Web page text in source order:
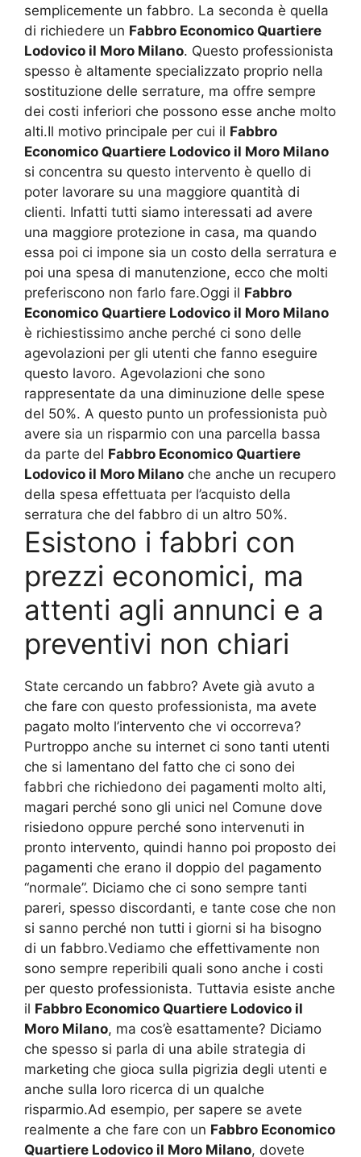
semplicemente un fabbro. La seconda è quella
di richiedere un Fabbro Economico Quartiere
Lodovico il Moro Milano. Questo professionista
spesso è altamente specializzato proprio nella
sostituzione delle serrature, ma offre sempre
dei costi inferiori che possono esse anche molto
alti.Il motivo principale per cui il Fabbro
Economico Quartiere Lodovico il Moro Milano
si concentra su questo intervento è quello di
poter lavorare su una maggiore quantità di
clienti. Infatti tutti siamo interessati ad avere
una maggiore protezione in casa, ma quando
essa poi ci impone sia un costo della serratura e
poi una spesa di manutenzione, ecco che molti
preferiscono non farlo fare.Oggi il Fabbro
Economico Quartiere Lodovico il Moro Milano
è richiestissimo anche perché ci sono delle
agevolazioni per gli utenti che fanno eseguire
questo lavoro. Agevolazioni che sono
rappresentate da una diminuzione delle spese
del 50%. A questo punto un professionista può
avere sia un risparmio con una parcella bassa
da parte del Fabbro Economico Quartiere
Lodovico il Moro Milano che anche un recupero
della spesa effettuata per l’acquisto della
serratura che del fabbro di un altro 50%.
Esistono i fabbri con
prezzi economici, ma
attenti agli annunci e a
preventivi non chiari
State cercando un fabbro? Avete già avuto a
che fare con questo professionista, ma avete
pagato molto l’intervento che vi occorreva?
Purtroppo anche su internet ci sono tanti utenti
che si lamentano del fatto che ci sono dei
fabbri che richiedono dei pagamenti molto alti,
magari perché sono gli unici nel Comune dove
risiedono oppure perché sono intervenuti in
pronto intervento, quindi hanno poi proposto dei
pagamenti che erano il doppio del pagamento
“normale”. Diciamo che ci sono sempre tanti
pareri, spesso discordanti, e tante cose che non
si sanno perché non tutti i giorni si ha bisogno
di un fabbro.Vediamo che effettivamente non
sono sempre reperibili quali sono anche i costi
per questo professionista. Tuttavia esiste anche
il Fabbro Economico Quartiere Lodovico il
Moro Milano, ma cos’è esattamente? Diciamo
che spesso si parla di una abile strategia di
marketing che gioca sulla pigrizia degli utenti e
anche sulla loro ricerca di un qualche
risparmio.Ad esempio, per sapere se avete
realmente a che fare con un Fabbro Economico
Quartiere Lodovico il Moro Milano, dovete